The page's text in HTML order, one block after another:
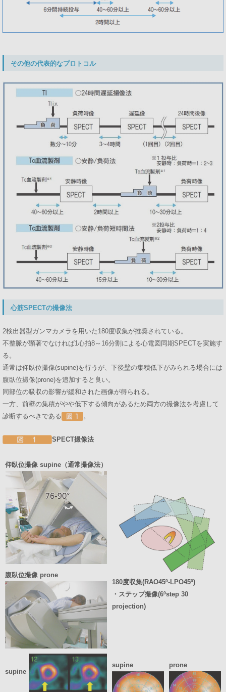
その他の代表的なプロトコル
心筋SPECTの撮像法
2検出器型ガンマカメラを用いた180度収集が推奨されている。
不整脈が顕著でなければ1心拍8～16分割による心電図同期SPECTを実施す
る。
通常は仰臥位撮像(supine)を行うが、下後壁の集積低下がみられる場合には
腹臥位撮像(prone)を追加すると良い。
同部位の吸収の影響が緩和された画像が得られる。
一方、前壁の集積がやや低下する傾向があるため両方の撮像法を考慮して
診断するべきである
。
SPECT撮像法
仰臥位撮像 supine（通常撮像法）
180度収集(RAO45º-LPO45º)
・ステップ撮像(6ºstep 30
projection)
腹臥位撮像 prone
supine
supine prone